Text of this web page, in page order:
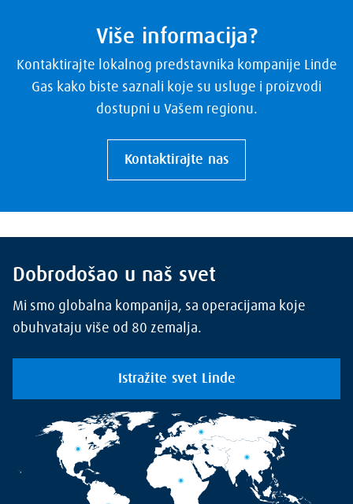
Više informacija?
Kontaktirajte lokalnog predstavnika kompanije Linde
Gas kako biste saznali koje su usluge i proizvodi
dostupni u Vašem regionu.
Kontaktirajte nas
Dobrodošao u naš svet
Mi smo globalna kompanija, sa operacijama koje
obuhvataju više od 80 zemalja.
Istražite svet Linde